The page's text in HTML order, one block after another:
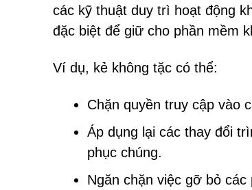
các kỹ thuật duy trì hoạt động
đặc biệt để giữ cho phần mềm
Ví dụ, kẻ không tặc có thể:
Chặn quyền truy cập vào
Áp dụng lại các thay đổi
phục chúng.
Ngăn chặn việc gỡ bỏ